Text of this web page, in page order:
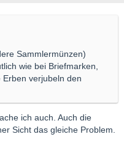
Sammlermünzen)
wie bei Briefmarken,
verjubeln den
ich auch. Auch die
Sicht das gleiche Problem.